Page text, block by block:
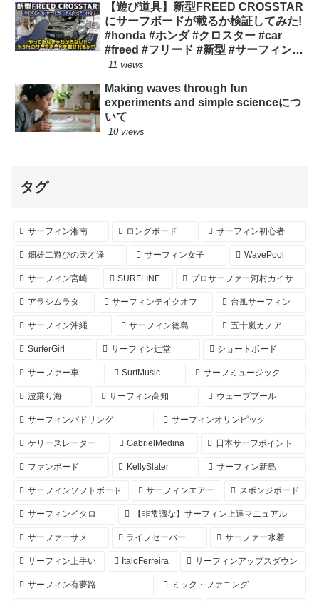
【遊び道具】新型FREED CROSSTAR
にサーフボードが載るか検証してみた!
#honda #ホンダ #クロスター #car
#freed #フリード #新型 #サーフィン
ロングボード
11 views
Making waves through fun
experiments and simple scienceにつ
いて
10 views
タグ
サーフィン湘南 ロングボード サーフィン初心者
畑雄二遊びの天才達 サーフィン女子 WavePool
サーフィン宮崎 SURFLINE プロサーファー河村カイサ
アラシムラタ サーフィンテイクオフ 台風サーフィン
サーフィン沖縄 サーフィン徳島 五十嵐カノア
SurferGirl サーフィン辻堂 ショートボード
サーファー車 SurfMusic サーフミュージック
波乗り海 サーフィン高知 ウェーブプール
サーフィンパドリング サーフィンオリンピック
ケリースレーター GabrielMedina 日本サーフポイント
ファンボード KellySlater サーフィン新島
サーフィンソフトボード サーフィンエアー スポンジボード
サーフィンイタロ 【非常識な】サーフィン上達マニュアル
サーファーサメ ライフセーバー サーファー水着
サーフィン上手い ItaloFerreira サーフィンアップスダウン
サーフィン有夢路 ミック・ファニング